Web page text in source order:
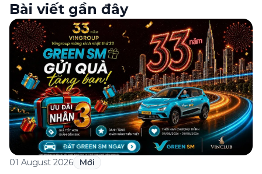
Bài viết gần đây
01 August 2026 Mới